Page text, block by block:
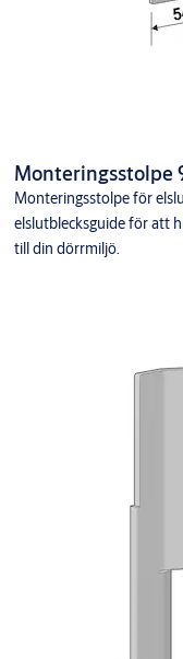
Monteringsstolpe
Monteringsstolpe för
elslutblecksguide för att
till din dörrmiljö.